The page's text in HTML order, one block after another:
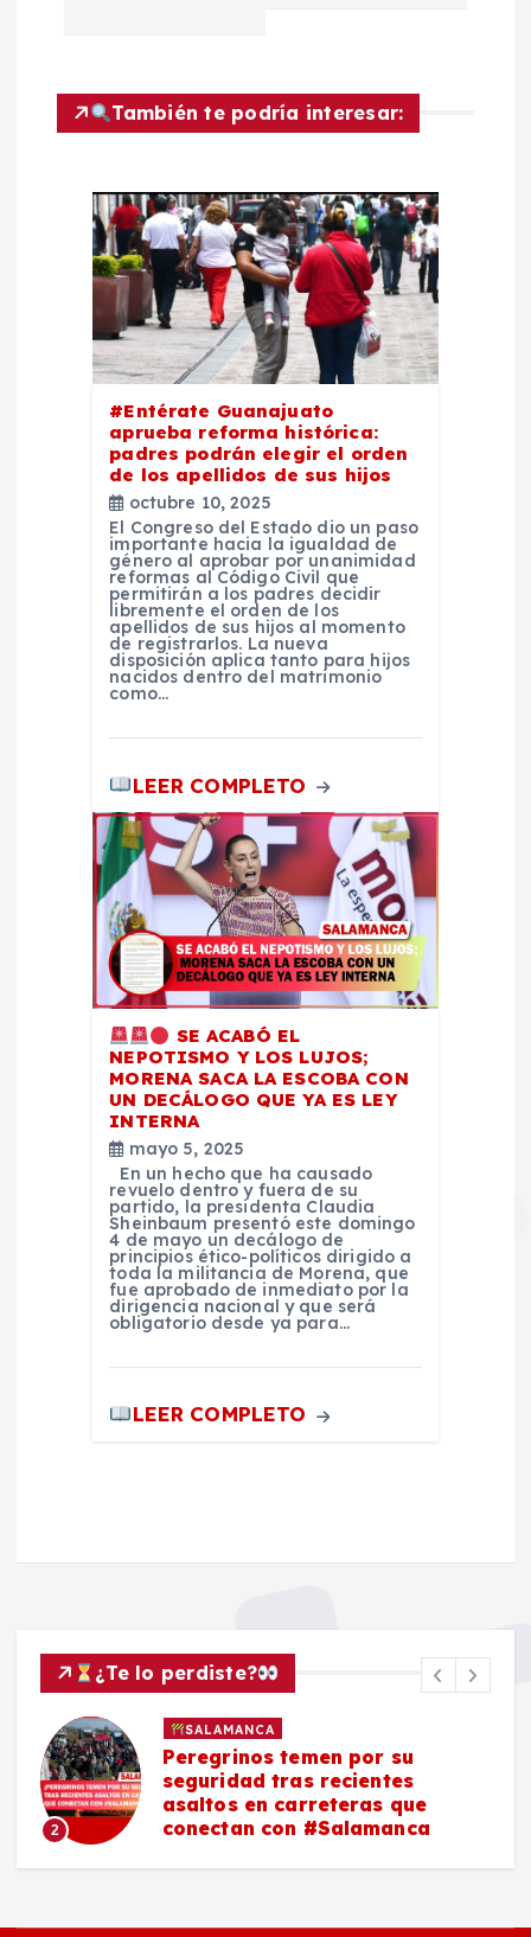
c
También te podría interesar:
#Entérate Guanajuato
aprueba reforma histórica:
padres podrán elegir el orden
de los apellidos de sus hijos
octubre 10, 2025
El Congreso del Estado dio un paso
importante hacia la igualdad de
género al aprobar por unanimidad
reformas al Código Civil que
permitirán a los padres decidir
libremente el orden de los
apellidos de sus hijos al momento
de registrarlos. La nueva
disposición aplica tanto para hijos
nacidos dentro del matrimonio
como…
LEER COMPLETO
SE ACABÓ EL
NEPOTISMO Y LOS LUJOS;
MORENA SACA LA ESCOBA CON
UN DECÁLOGO QUE YA ES LEY
INTERNA
mayo 5, 2025
En un hecho que ha causado
revuelo dentro y fuera de su
partido, la presidenta Claudia
Sheinbaum presentó este domingo
4 de mayo un decálogo de
principios ético-políticos dirigido a
toda la militancia de Morena, que
fue aprobado de inmediato por la
dirigencia nacional y que será
obligatorio desde ya para…
LEER COMPLETO
¿Te lo perdiste?
2
SALAMANCA
Peregrinos temen por su
seguridad tras recientes
asaltos en carreteras que
conectan con #Salamanca